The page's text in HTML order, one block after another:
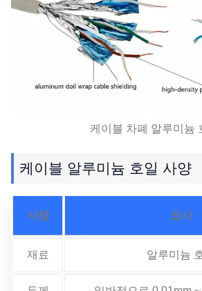
케이블 차폐 알루미늄
케이블 알루미늄 호일 사양
사양 묘사
재료 알루미늄